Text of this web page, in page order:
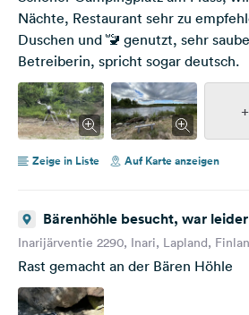
Nächte, Restaurant sehr zu
Duschen und 🚾 genutzt, sehr
Betreiberin, spricht sogar deutsch.
Zeige in Liste Auf Karte anzeigen
Bärenhöhle
Inarijärventie 2290, Inari, Lapland,
Rast gemacht an der Bären Höhle